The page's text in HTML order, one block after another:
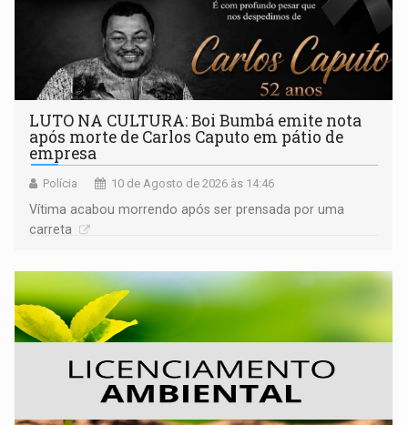
LUTO NA CULTURA: Boi Bumbá emite nota
após morte de Carlos Caputo em pátio de
empresa
Polícia 10 de Agosto de 2026 às 14:46
Vítima acabou morrendo após ser prensada por uma
carreta